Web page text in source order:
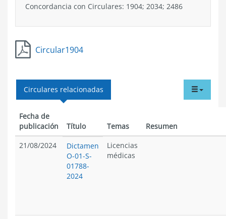
Concordancia con Circulares: 1904; 2034; 2486
Circular1904
menu
Circulares relacionadas
Fecha de
publicación
Título Temas
Resumen
21/08/2024
Dictamen
O-01-S-
01788-
2024
Licencias
médicas